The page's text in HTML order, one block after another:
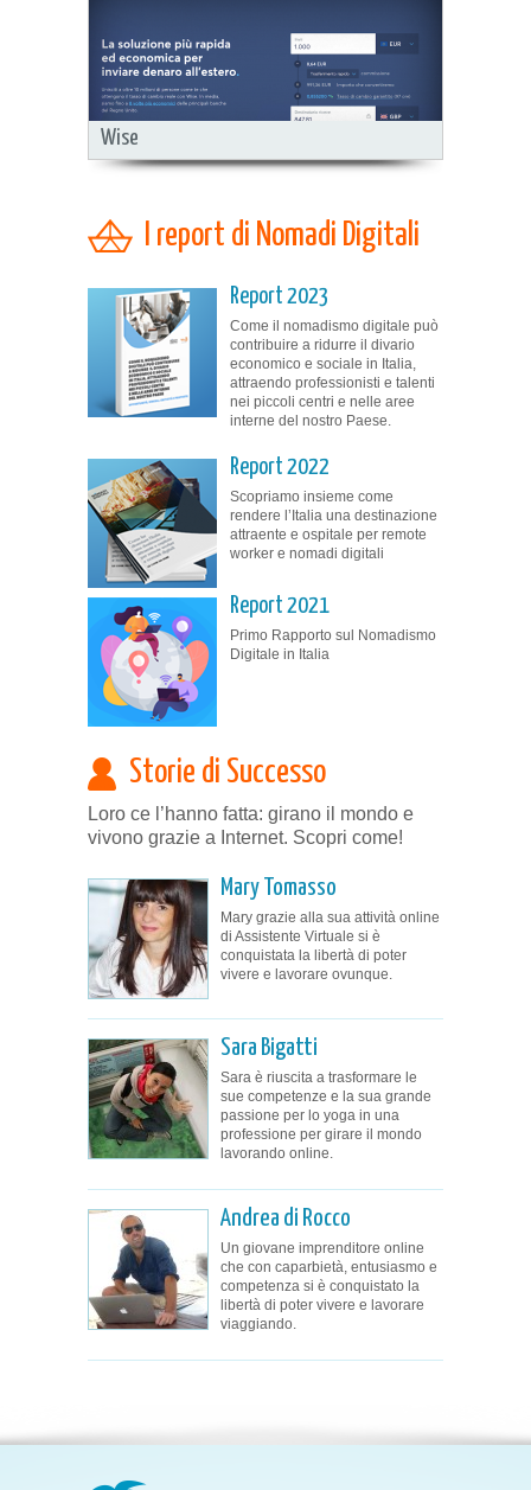
Wise
I report di Nomadi Digitali
Report 2023
Come il nomadismo digitale può
contribuire a ridurre il divario
economico e sociale in Italia,
attraendo professionisti e talenti
nei piccoli centri e nelle aree
interne del nostro Paese.
Report 2022
Scopriamo insieme come
rendere l’Italia una destinazione
attraente e ospitale per remote
worker e nomadi digitali
Report 2021
Primo Rapporto sul Nomadismo
Digitale in Italia
Storie di Successo
Loro ce l’hanno fatta: girano il mondo e
vivono grazie a Internet. Scopri come!
Mary Tomasso
Mary grazie alla sua attività online
di Assistente Virtuale si è
conquistata la libertà di poter
vivere e lavorare ovunque.
Sara Bigatti
Sara è riuscita a trasformare le
sue competenze e la sua grande
passione per lo yoga in una
professione per girare il mondo
lavorando online.
Andrea di Rocco
Un giovane imprenditore online
che con caparbietà, entusiasmo e
competenza si è conquistato la
libertà di poter vivere e lavorare
viaggiando.